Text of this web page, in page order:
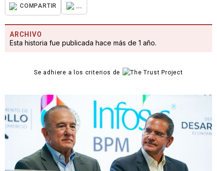
COMPARTIR ...
ARCHIVO
Esta historia fue publicada hace más de 1 año.
Se adhiere a los criterios de